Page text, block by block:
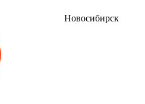
Новосибирск